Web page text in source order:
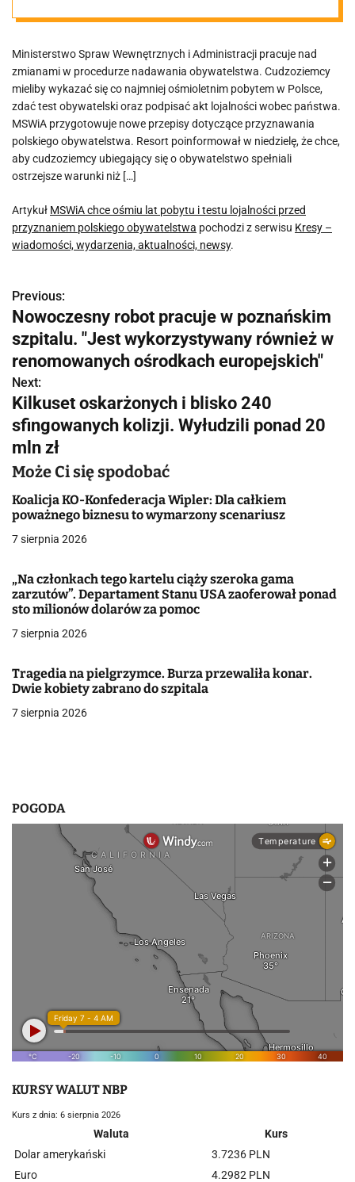
przyznaniem
polskiego
obywatelstwa
Ministerstwo Spraw Wewnętrznych i Administracji pracuje nad
zmianami w procedurze nadawania obywatelstwa. Cudzoziemcy
mieliby wykazać się co najmniej ośmioletnim pobytem w Polsce,
zdać test obywatelski oraz podpisać akt lojalności wobec państwa.
MSWiA przygotowuje nowe przepisy dotyczące przyznawania
polskiego obywatelstwa. Resort poinformował w niedzielę, że chce,
aby cudzoziemcy ubiegający się o obywatelstwo spełniali
ostrzejsze warunki niż […]
Artykuł MSWiA chce ośmiu lat pobytu i testu lojalności przed
przyznaniem polskiego obywatelstwa pochodzi z serwisu Kresy –
wiadomości, wydarzenia, aktualności, newsy.
N
a
w
i
g
a
c
j
a
w
p
i
u
Previous:
Nowoczesny robot pracuje w poznańskim
szpitalu. "Jest wykorzystywany również w
renomowanych ośrodkach europejskich"
Next:
Kilkuset oskarżonych i blisko 240
sfingowanych kolizji. Wyłudzili ponad 20
mln zł
Może Ci się spodobać
Koalicja KO-Konfederacja Wipler: Dla całkiem
poważnego biznesu to wymarzony scenariusz
7 sierpnia 2026
„Na członkach tego kartelu ciąży szeroka gama
zarzutów”. Departament Stanu USA zaoferował ponad
sto milionów dolarów za pomoc
7 sierpnia 2026
Tragedia na pielgrzymce. Burza przewaliła konar.
Dwie kobiety zabrano do szpitala
7 sierpnia 2026
POGODA
KURSY WALUT NBP
Kurs z dnia: 6 sierpnia 2026
Waluta
Kurs
Dolar amerykański
3.7236 PLN
Euro
4.2982 PLN